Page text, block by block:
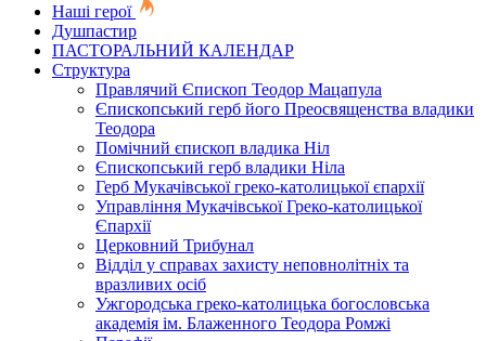
Наші герої
Душпастир
ПАСТОРАЛЬНИЙ КАЛЕНДАР
Структура
Правлячий Єпископ Теодор Мацапула
Єпископський герб його Преосвященства владики
Теодора
Помічний єпископ владика Ніл
Єпископський герб владики Ніла
Герб Мукачівської греко-католицької єпархії
Управління Мукачівської Греко-католицької
Єпархії
Церковний Трибунал
Відділ у справах захисту неповнолітніх та
вразливих осіб
Ужгородська греко-католицька богословська
академія ім. Блаженного Теодора Ромжі